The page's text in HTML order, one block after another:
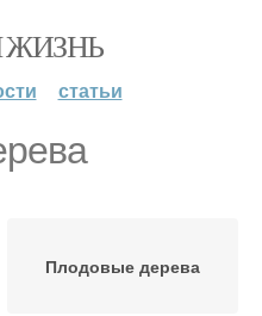
ЖИЗНЬ
статьи
Плодовые дерева